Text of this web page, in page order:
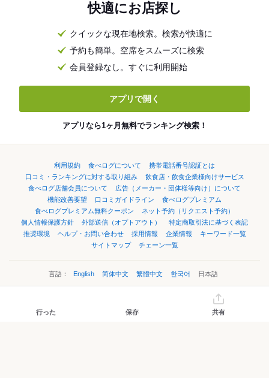
快適にお店探し
クイックな現在地検索。検索が快適に
予約も簡単。空席をスムーズに検索
会員登録なし。すぐに利用開始
アプリで開く
アプリなら1ヶ月無料でランキング検索！
利用規約 食べログについて
携帯電話番号認証とは
口コミ・ランキングに対する取り組み
飲食店・飲食企業様向けサービス
食べログ店舗会員について
広告（メーカー・団体様等向け）について
機能改善要望
口コミガイドライン
食べログプレミアム
食べログプレミアム無料クーポン
ネット予約（リクエスト予約）
個人情報保護方針
外部送信（オプトアウト）
特定商取引法に基づく表記
推奨環境
ヘルプ・お問い合わせ 採用情報 企業情報
キーワード一覧
サイトマップ
チェーン一覧
言語： English 简体中文 繁體中文 한국어 日本語
©Kakaku.com, Inc.
行った
保存 共有